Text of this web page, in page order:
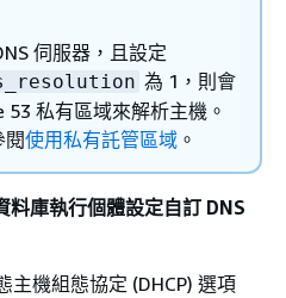
伺服器，且設定
為 1，則會
私有區域來解析主機。
閱使用私有託管區域 。
庫執行個體設定自訂 DNS
主機組態協定 (DHCP) 選項